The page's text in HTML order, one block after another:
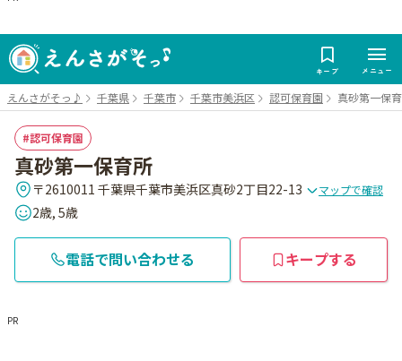
キープ メニュー
えんさがそっ♪ 千葉県 千葉市 千葉市美浜区 認可保育園 真砂第一保
認可保育園
真砂第一保育所
〒2610011 千葉県千葉市美浜区真砂2丁目22-13 マップで確認
2歳, 5歳
電話で問い合わせる キープする
PR